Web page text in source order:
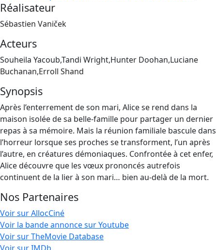
Réalisateur
Sébastien Vaniček
Acteurs
Souheila Yacoub,Tandi Wright,Hunter Doohan,Luciane
Buchanan,Erroll Shand
Synopsis
Après l’enterrement de son mari, Alice se rend dans la
maison isolée de sa belle-famille pour partager un dernier
repas à sa mémoire. Mais la réunion familiale bascule dans
l’horreur lorsque ses proches se transforment, l’un après
l’autre, en créatures démoniaques. Confrontée à cet enfer,
Alice découvre que les vœux prononcés autrefois
continuent de la lier à son mari… bien au-delà de la mort.
Nos Partenaires
Voir sur AllocCiné
Voir la bande annonce sur Youtube
Voir sur TheMovie Database